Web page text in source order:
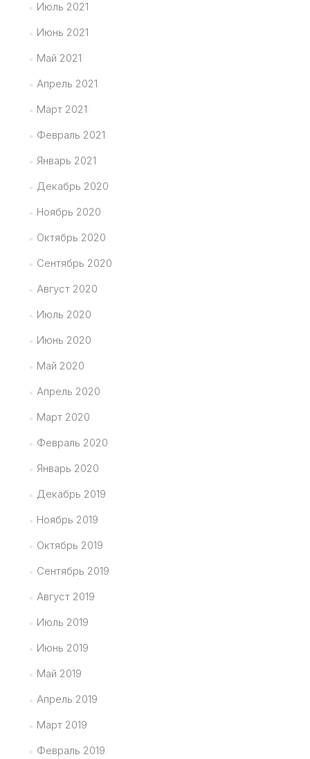
Июль 2021
Июнь 2021
Май 2021
Апрель 2021
Март 2021
Февраль 2021
Январь 2021
Декабрь 2020
Ноябрь 2020
Октябрь 2020
Сентябрь 2020
Август 2020
Июль 2020
Июнь 2020
Май 2020
Апрель 2020
Март 2020
Февраль 2020
Январь 2020
Декабрь 2019
Ноябрь 2019
Октябрь 2019
Сентябрь 2019
Август 2019
Июль 2019
Июнь 2019
Май 2019
Апрель 2019
Март 2019
Февраль 2019